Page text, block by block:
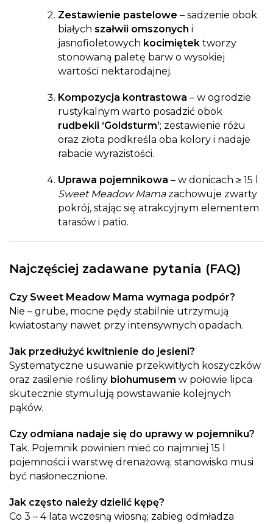
Zestawienie pastelowe – sadzenie obok
białych szałwii omszonych i
jasnofioletowych kocimiętek tworzy
stonowaną paletę barw o wysokiej
wartości nektarodajnej.
Kompozycja kontrastowa – w ogrodzie
rustykalnym warto posadzić obok
rudbekii ‘Goldsturm’; zestawienie różu
oraz złota podkreśla oba kolory i nadaje
rabacie wyrazistości.
Uprawa pojemnikowa – w donicach ≥ 15 l
Sweet Meadow Mamazachowuje zwarty
pokrój, stając się atrakcyjnym elementem
tarasów i patio.
Najczęściej zadawane pytania (FAQ)
Czy Sweet Meadow Mama wymaga podpór?
Nie – grube, mocne pędy stabilnie utrzymują
kwiatostany nawet przy intensywnych opadach.
Jak przedłużyć kwitnienie do jesieni?
Systematyczne usuwanie przekwitłych koszyczków
oraz zasilenie rośliny biohumusem w połowie lipca
skutecznie stymulują powstawanie kolejnych
pąków.
Czy odmiana nadaje się do uprawy w pojemniku?
Tak. Pojemnik powinien mieć co najmniej 15 l
pojemności i warstwę drenażową; stanowisko musi
być nasłonecznione.
Jak często należy dzielić kępę?
Co 3 – 4 lata wczesną wiosną; zabieg odmładza